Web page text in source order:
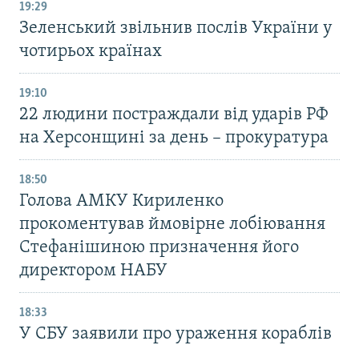
19:29
Зеленський звільнив послів України у
чотирьох країнах
19:10
22 людини постраждали від ударів РФ
на Херсонщині за день – прокуратура
18:50
Голова АМКУ Кириленко
прокоментував ймовірне лобіювання
Стефанішиною призначення його
директором НАБУ
18:33
У СБУ заявили про ураження кораблів